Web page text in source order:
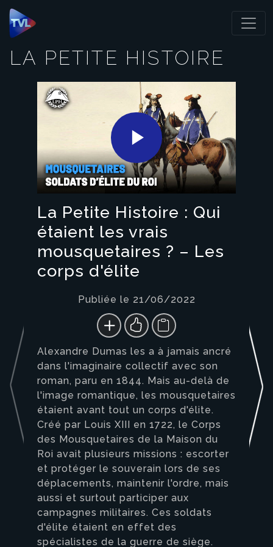
Panneau de gestion des cookies
LA PETITE HISTOIRE
Play
Video
La Petite Histoire : Qui
étaient les vrais
mousquetaires ? – Les
corps d'élite
Publiée le 21/06/2022
Alexandre Dumas les a à jamais ancré
dans l'imaginaire collectif avec son
roman, paru en 1844. Mais au-delà de
l'image romantique, les mousquetaires
étaient avant tout un corps d'élite.
Créé par Louis XIII en 1722, le Corps
des Mousquetaires de la Maison du
Roi avait plusieurs missions : escorter
et protéger le souverain lors de ses
déplacements, maintenir l'ordre, mais
aussi et surtout participer aux
campagnes militaires. Ces soldats
d'élite étaient en effet des
spécialistes de la guerre de siège.